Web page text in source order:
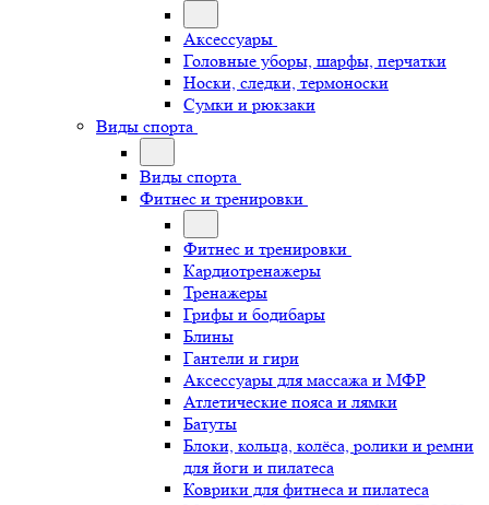
Аксессуары
Головные уборы, шарфы, перчатки
Носки, следки, термоноски
Сумки и рюкзаки
Виды спорта
Виды спорта
Фитнес и тренировки
Фитнес и тренировки
Кардиотренажеры
Тренажеры
Грифы и бодибары
Блины
Гантели и гири
Аксессуары для массажа и МФР
Атлетические пояса и лямки
Батуты
Блоки, кольца, колёса, ролики и ремни
для йоги и пилатеса
Коврики для фитнеса и пилатеса